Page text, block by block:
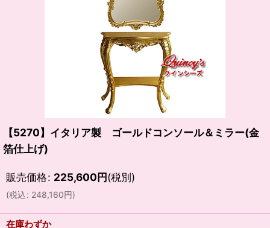
【5270】イタリア製 ゴールドコンソール＆ミラー(金
箔仕上げ)
販売価格: 225,600円(税別)
(税込: 248,160円)
在庫わずか